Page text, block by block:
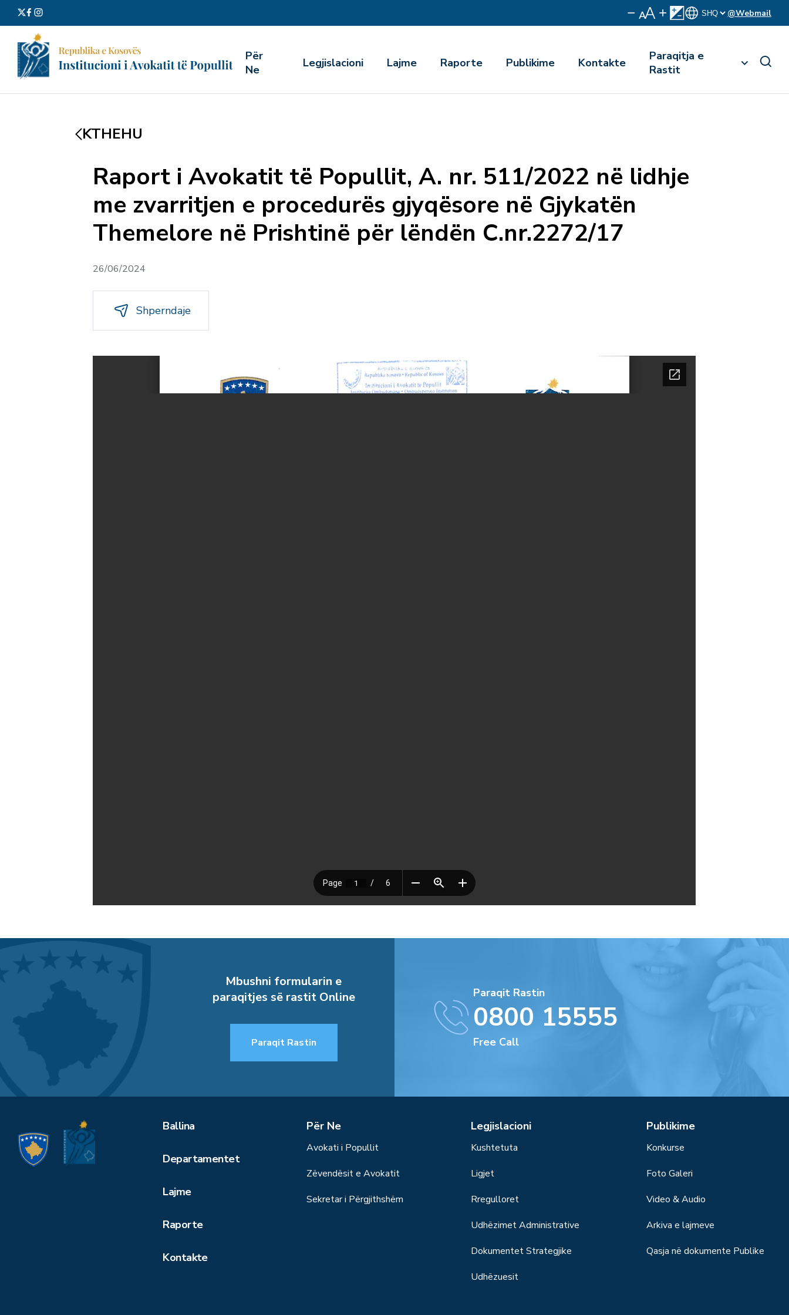
@Webmail
Për
Ne
Legjislacioni Lajme Raporte Publikime Kontakte
Paraqitja e
Rastit
KTHEHU
Raport i Avokatit të Popullit, A. nr. 511/2022 në lidhje
me zvarritjen e procedurës gjyqësore në Gjykatën
Themelore në Prishtinë për lëndën C.nr.2272/17
26/06/2024
Shperndaje
Mbushni formularin e
paraqitjes së rastit Online
Paraqit Rastin
Paraqit Rastin
0800 15555
Free Call
Ballina
Departamentet
Lajme
Raporte
Kontakte
Për Ne
Avokati i Popullit
Zëvendësit e Avokatit
Sekretar i Përgjithshëm
Legjislacioni
Kushtetuta
Ligjet
Rregulloret
Udhëzimet Administrative
Dokumentet Strategjike
Udhëzuesit
Publikime
Konkurse
Foto Galeri
Video & Audio
Arkiva e lajmeve
Qasja në dokumente Publike